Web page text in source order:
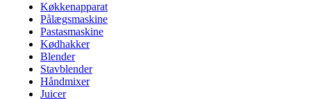
Køkkenapparat
Pålægsmaskine
Pastasmaskine
Kødhakker
Blender
Stavblender
Håndmixer
Juicer